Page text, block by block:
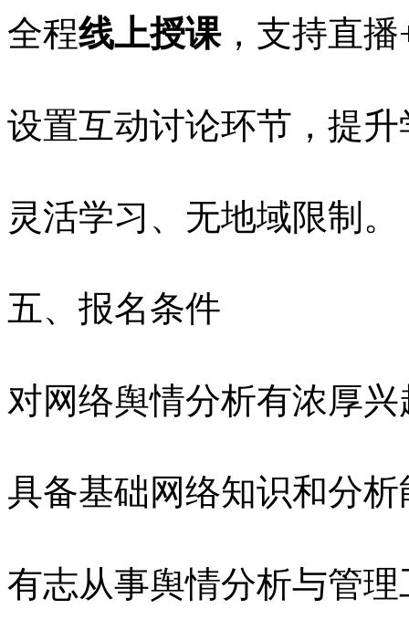
全程线上授课，支持直播
设置互动讨论环节，提
灵活学习、无地域限制。
五、报名条件
对网络舆情分析有浓厚兴
具备基础网络知识和分析
有志从事舆情分析与管理